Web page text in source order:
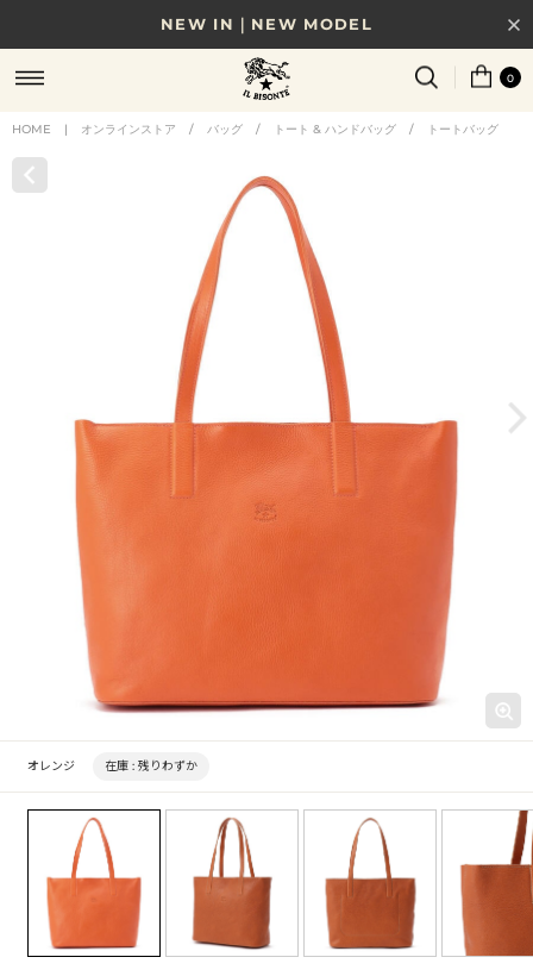
NEW IN｜NEW MODEL
8/17(月)10時まで｜税込11,000円以上で送料無料
贈る相手やシーンから選べる、新しいギフトガイド
0
HOME | オンラインストア / バッグ / トート & ハンドバッグ / トートバッグ
オレンジ 在庫 : 残りわずか